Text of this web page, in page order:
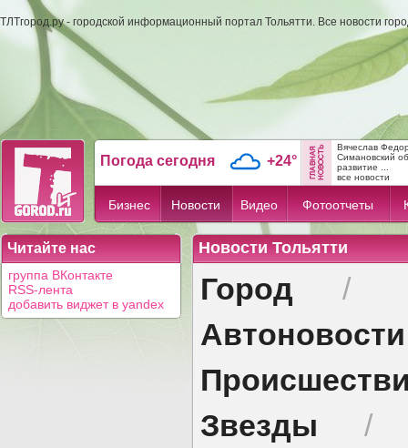
ТЛТгород.ру - городской информационный портал Тольятти. Все новости
Погода сегодня +24°
Вячеслав
Симановский
развитие ...
все новости
Бизнес Новости Видео Фотоотчеты
Читайте нас
группа ВКонтакте
RSS-лента
добавить виджет в yandex
Новости Тольятти
Город /
Автоновости
Звезды